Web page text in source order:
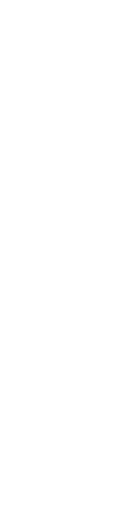
אחרים, היא
בצמיגי משלין